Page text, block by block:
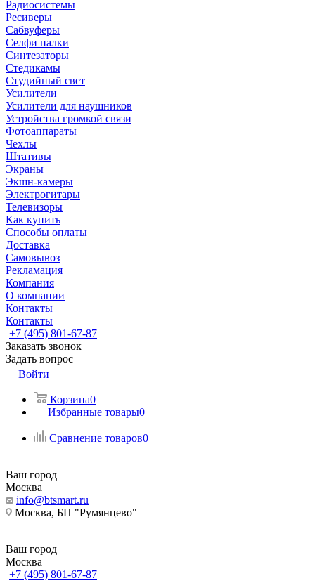
Радиосистемы
Ресиверы
Сабвуферы
Селфи палки
Синтезаторы
Стедикамы
Студийный свет
Усилители
Усилители для наушников
Устройства громкой связи
Фотоаппараты
Чехлы
Штативы
Экраны
Экшн-камеры
Электрогитары
Телевизоры
Как купить
Способы оплаты
Доставка
Самовывоз
Рекламация
Компания
О компании
Контакты
Контакты
+7 (495) 801-67-87
Заказать звонок
Задать вопрос
Войти
Корзина0
Избранные товары0
Сравнение товаров0
Ваш город
Москва
info@btsmart.ru
Москва, БП "Румянцево"
Ваш город
Москва
+7 (495) 801-67-87